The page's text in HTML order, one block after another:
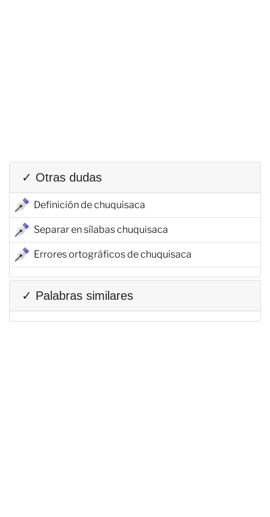
✓ Otras dudas
Definición de chuquisaca
Separar en sílabas chuquisaca
Errores ortográficos de chuquisaca
✓ Palabras similares